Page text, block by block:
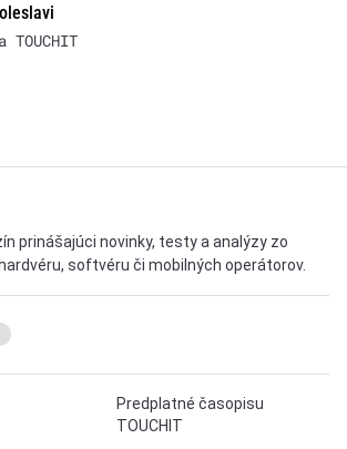
TOUCHIT
prinášajúci novinky, testy a analýzy zo
softvéru či mobilných operátorov.
Predplatné časopisu
TOUCHIT